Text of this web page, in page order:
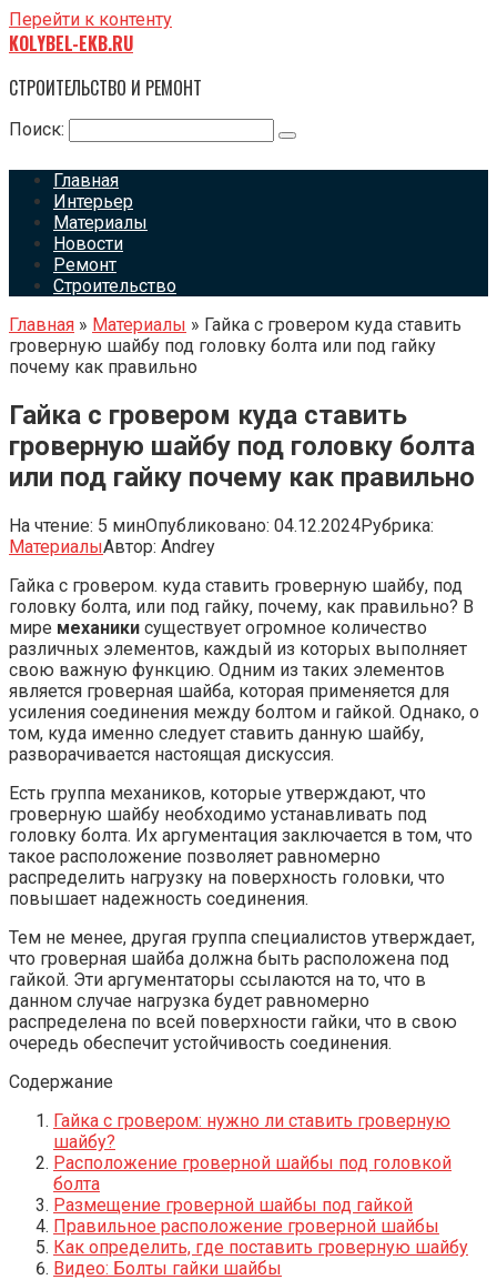
Перейти к контенту
KOLYBEL-EKB.RU
СТРОИТЕЛЬСТВО И РЕМОНТ
Поиск:
Главная
Интерьер
Материалы
Новости
Ремонт
Строительство
Главная » Материалы » Гайка с гровером куда ставить
гроверную шайбу под головку болта или под гайку
почему как правильно
Гайка с гровером куда ставить
гроверную шайбу под головку болта
или под гайку почему как правильно
На чтение: 5 минОпубликовано: 04.12.2024Рубрика:
МатериалыАвтор: Andrey
Гайка с гровером. куда ставить гроверную шайбу, под
головку болта, или под гайку, почему, как правильно? В
мире механики существует огромное количество
различных элементов, каждый из которых выполняет
свою важную функцию. Одним из таких элементов
является гроверная шайба, которая применяется для
усиления соединения между болтом и гайкой. Однако, о
том, куда именно следует ставить данную шайбу,
разворачивается настоящая дискуссия.
Есть группа механиков, которые утверждают, что
гроверную шайбу необходимо устанавливать под
головку болта. Их аргументация заключается в том, что
такое расположение позволяет равномерно
распределить нагрузку на поверхность головки, что
повышает надежность соединения.
Тем не менее, другая группа специалистов утверждает,
что гроверная шайба должна быть расположена под
гайкой. Эти аргументаторы ссылаются на то, что в
данном случае нагрузка будет равномерно
распределена по всей поверхности гайки, что в свою
очередь обеспечит устойчивость соединения.
Содержание
Гайка с гровером: нужно ли ставить гроверную
шайбу?
Расположение гроверной шайбы под головкой
болта
Размещение гроверной шайбы под гайкой
Правильное расположение гроверной шайбы
Как определить, где поставить гроверную шайбу
Видео: Болты гайки шайбы